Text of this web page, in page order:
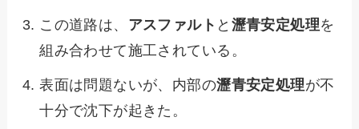
この道路は、 アスファルト と 瀝青安定処理を
組み合わせて施工されている。
表面は問題ないが、内部の瀝青安定処理が不
十分で沈下が起きた。